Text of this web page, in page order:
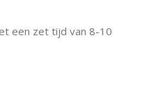
een zet tijd van 8-10